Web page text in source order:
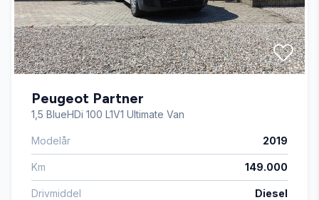
Peugeot Partner
1,5 BlueHDi 100 L1V1 Ultimate Van
Modelår 2019
Km 149.000
Drivmiddel Diesel